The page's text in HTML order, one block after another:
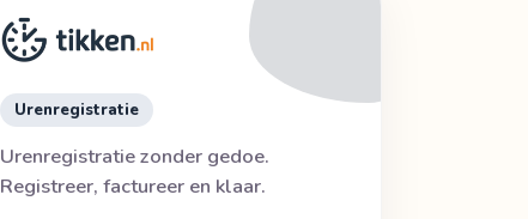
Urenregistratie
Urenregistratie zonder gedoe.
Registreer, factureer en klaar.